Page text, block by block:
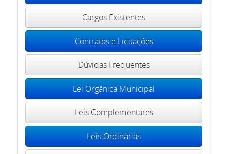
Cargos Existentes
Contratos e Licitações
Dúvidas Frequentes
Lei Orgânica Municipal
Leis Complementares
Leis Ordinárias